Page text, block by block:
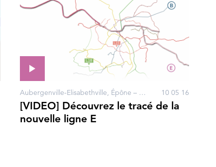
Aubergenville-Elisabethville, Épône – Mézières, Haussmann-Saint-Lazare - Magenta, Houilles – Carrières-sur-Seine, La Défense, Les Clairières de Verneuil, Les Mureaux, Mantes Station, Mantes-la-Jolie, Nanterre, Poissy, Porte Maillot, Rosa Parks, Vernouillet – Verneuil, Villennes-sur-Seine, Bezons, Courbevoie, Gargenville, Issou, Neuilly-sur-Seine, Paris 10 05 16
[VIDEO] Découvrez le tracé de la
nouvelle ligne E